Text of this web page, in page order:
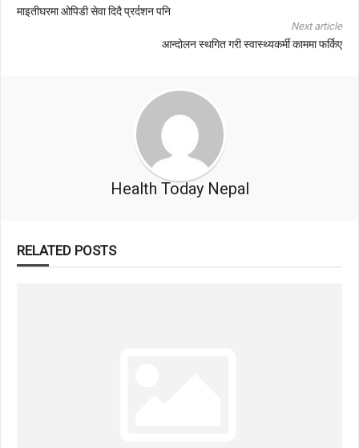
माइतीघरमा ओपिडी सेवा दिदै प्रर्दशन पनि
Next article
आन्दोलन स्थगित गरी स्वास्थ्यकर्मी काममा फर्किए
Health Today Nepal
RELATED POSTS